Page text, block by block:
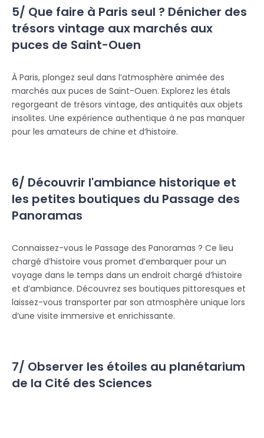
5/ Que faire à Paris seul ? Dénicher des
trésors vintage aux marchés aux
puces de Saint-Ouen
À Paris, plongez seul dans l’atmosphère animée des
marchés aux puces de Saint-Ouen. Explorez les étals
regorgeant de trésors vintage, des antiquités aux objets
insolites. Une expérience authentique à ne pas manquer
pour les amateurs de chine et d’histoire.
6/ Découvrir l'ambiance historique et
les petites boutiques du Passage des
Panoramas
Connaissez-vous le Passage des Panoramas ? Ce lieu
chargé d’histoire vous promet d’embarquer pour un
voyage dans le temps dans un endroit chargé d’histoire
et d’ambiance. Découvrez ses boutiques pittoresques et
laissez-vous transporter par son atmosphère unique lors
d’une visite immersive et enrichissante.
7/ Observer les étoiles au planétarium
de la Cité des Sciences